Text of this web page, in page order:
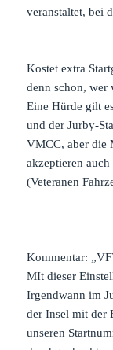
veranstaltet, bei
Kostet extra
denn schon, wer
Eine Hürde gilt
und der Jurby-
VMCC, aber die
akzeptieren
(Veteranen
Kommentar:
MIt dieser
Irgendwann im
der Insel mit der
unseren